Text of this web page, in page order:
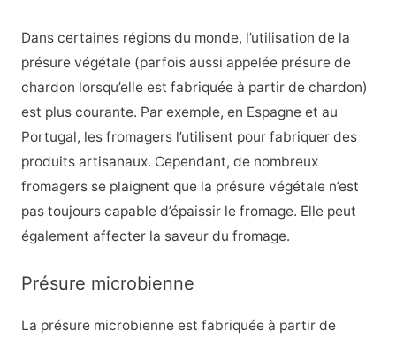
Dans certaines régions du monde, l’utilisation de la
présure végétale (parfois aussi appelée présure de
chardon lorsqu’elle est fabriquée à partir de chardon)
est plus courante. Par exemple, en Espagne et au
Portugal, les fromagers l’utilisent pour fabriquer des
produits artisanaux. Cependant, de nombreux
fromagers se plaignent que la présure végétale n’est
pas toujours capable d’épaissir le fromage. Elle peut
également affecter la saveur du fromage.
Présure microbienne
La présure microbienne est fabriquée à partir de